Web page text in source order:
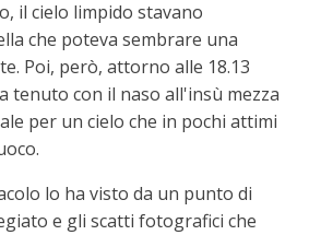
il cielo limpido stavano
che poteva sembrare una
Poi, però, attorno alle 18.13
tenuto con il naso all'insù mezza
per un cielo che in pochi attimi
lo ha visto da un punto di
e gli scatti fotografici che